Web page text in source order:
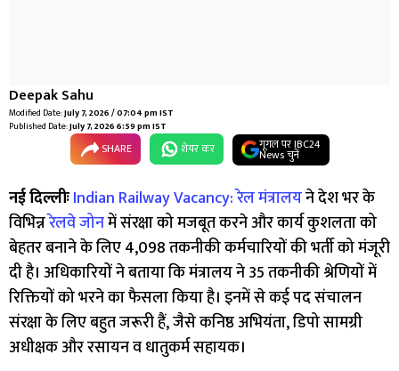
Deepak Sahu
Modified Date:July 7, 2026 / 07:04 pm IST
Published Date:July 7, 2026 6:59 pm IST
SHARE शेयर कर गूगल पर IBC24
News चुनें
नई दिल्लीःIndian Railway Vacancy:रेल मंत्रालयने देश भर के
विभिन्नरेलवे जोनमें संरक्षा को मजबूत करने और कार्य कुशलता को
बेहतर बनाने के लिए 4,098 तकनीकी कर्मचारियों की भर्ती को मंजूरी
दी है। अधिकारियों ने बताया कि मंत्रालय ने 35 तकनीकी श्रेणियों में
रिक्तियों को भरने का फैसला किया है। इनमें से कई पद संचालन
संरक्षा के लिए बहुत जरूरी हैं, जैसे कनिष्ठ अभियंता, डिपो सामग्री
अधीक्षक और रसायन व धातुकर्म सहायक।